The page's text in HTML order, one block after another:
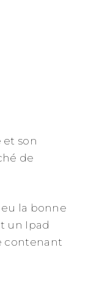
et son
de
la bonne
un Ipad
contenant